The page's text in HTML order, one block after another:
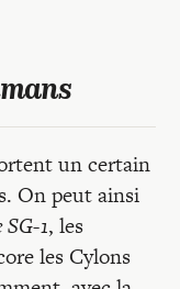
un certain
On peut ainsi
1, les
les Cylons